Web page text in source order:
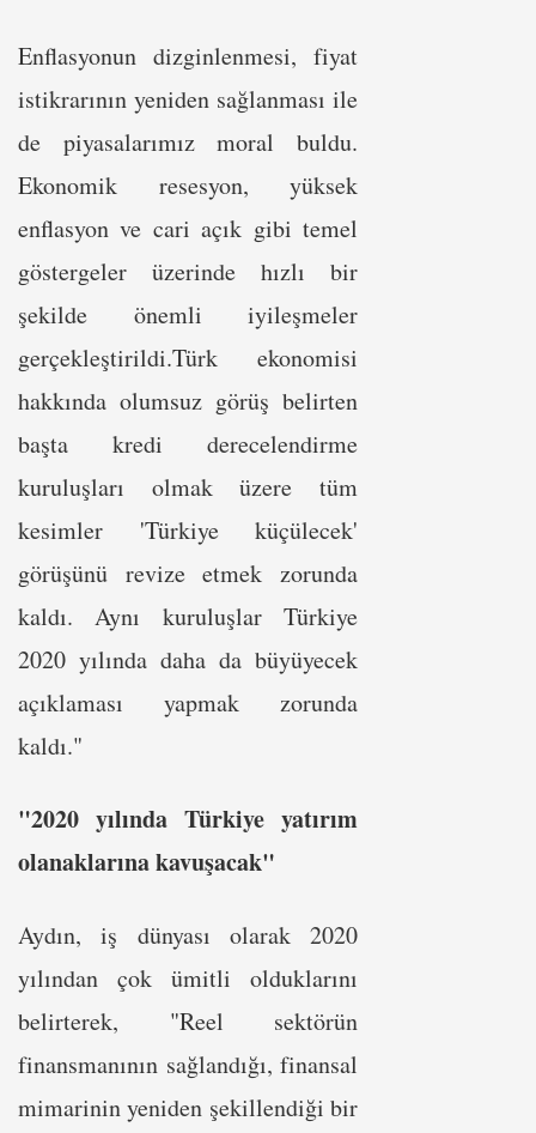
Enflasyonun dizginlenmesi, fiyat
istikrarının yeniden sağlanması ile
de piyasalarımız moral buldu.
Ekonomik resesyon, yüksek
enflasyon ve cari açık gibi temel
göstergeler üzerinde hızlı bir
şekilde önemli iyileşmeler
gerçekleştirildi.Türk ekonomisi
hakkında olumsuz görüş belirten
başta kredi derecelendirme
kuruluşları olmak üzere tüm
kesimler 'Türkiye küçülecek'
görüşünü revize etmek zorunda
kaldı. Aynı kuruluşlar Türkiye
2020 yılında daha da büyüyecek
açıklaması yapmak zorunda
kaldı."
"2020 yılında Türkiye yatırım
olanaklarına kavuşacak"
Aydın, iş dünyası olarak 2020
yılından çok ümitli olduklarını
belirterek, "Reel sektörün
finansmanının sağlandığı, finansal
mimarinin yeniden şekillendiği bir